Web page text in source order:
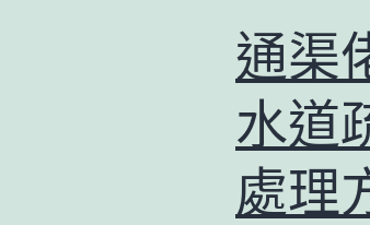
为
点
样？
通渠
水道
處理